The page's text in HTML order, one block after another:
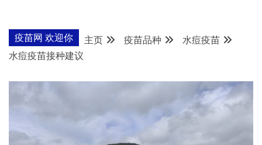
疫苗网 欢迎你 主页 疫苗品种
水痘疫苗
水痘疫苗接种建议